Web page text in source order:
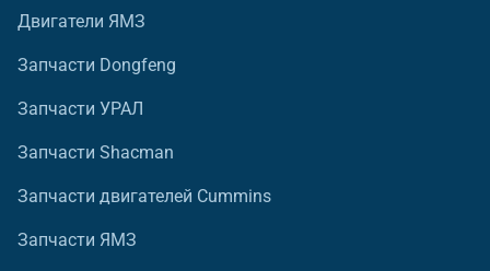
Двигатели ЯМЗ
Запчасти Dongfeng
Запчасти УРАЛ
Запчасти Shacman
Запчасти двигателей Cummins
Запчасти ЯМЗ